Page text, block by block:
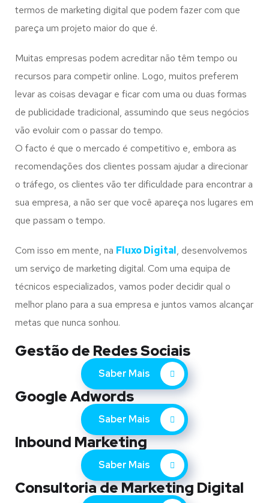
termos de marketing digital que podem fazer com que
pareça um projeto maior do que é.
Muitas empresas podem acreditar não têm tempo ou
recursos para competir online. Logo, muitos preferem
levar as coisas devagar e ficar com uma ou duas formas
de publicidade tradicional, assumindo que seus negócios
vão evoluir com o passar do tempo.
O facto é que o mercado é competitivo e, embora as
recomendações dos clientes possam ajudar a direcionar
o tráfego, os clientes vão ter dificuldade para encontrar a
sua empresa, a não ser que você apareça nos lugares em
que passam o tempo.
Com isso em mente, na Fluxo Digital, desenvolvemos
um serviço de marketing digital. Com uma equipa de
técnicos especializados, vamos poder decidir qual o
melhor plano para a sua empresa e juntos vamos alcançar
metas que nunca sonhou.
Gestão de Redes Sociais
Saber Mais
Google Adwords
Saber Mais
Inbound Marketing
Saber Mais
Consultoria de Marketing Digital